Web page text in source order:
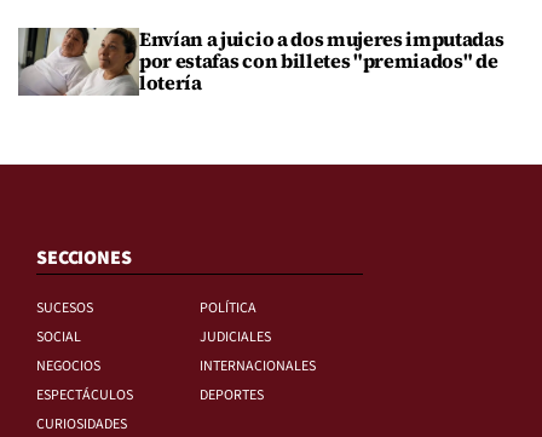
Envían a juicio a dos mujeres imputadas
por estafas con billetes "premiados" de
lotería
SECCIONES
SUCESOS
POLÍTICA
SOCIAL
JUDICIALES
NEGOCIOS
INTERNACIONALES
ESPECTÁCULOS
DEPORTES
CURIOSIDADES